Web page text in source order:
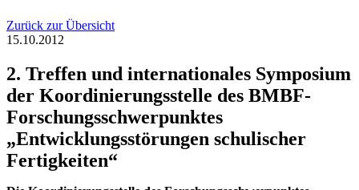
Zurück zur Übersicht
15.10.2012
2. Treffen und internationales Symposium
der Koordinierungsstelle des BMBF-
Forschungsschwerpunktes
„Entwicklungsstörungen schulischer
Fertigkeiten“